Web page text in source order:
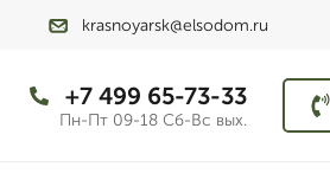
krasnoyarsk@elsodom.ru
+7 499 65-73-33
Пн-Пт 09-18 Сб-Вс вых.